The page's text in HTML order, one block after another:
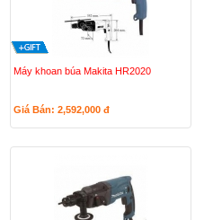
Máy khoan búa Makita HR2020
Giá Bán: 2,592,000 đ